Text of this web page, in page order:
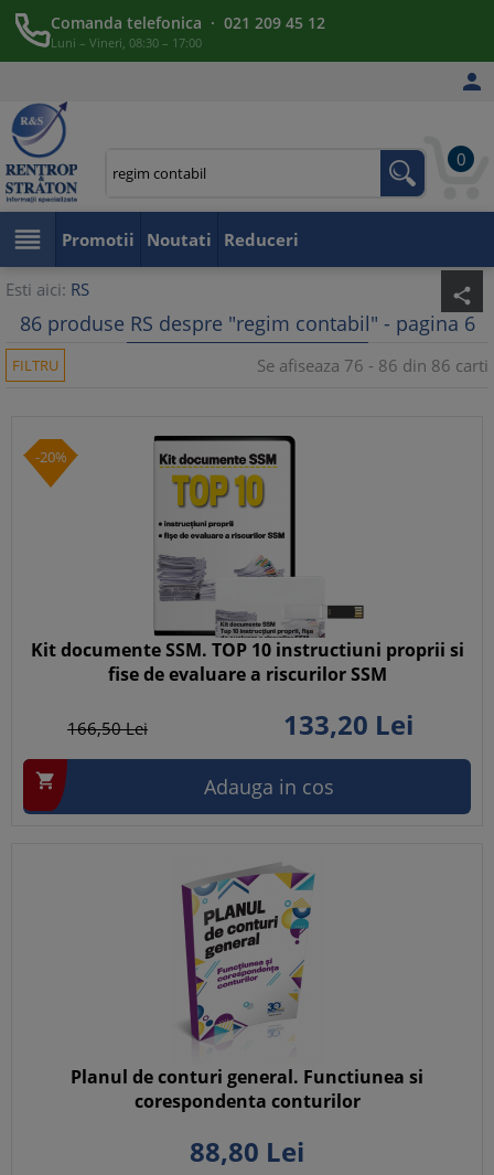
Comanda telefonica · 021 209 45 12
Luni – Vineri, 08:30 – 17:00

0
 Promotii Noutati Reduceri
Esti aici: RS share
86 produse RS despre "regim contabil" - pagina 6
FILTRU Se afiseaza 76 - 86 din 86 carti
-20%
Kit documente SSM. TOP 10 instructiuni proprii si
fise de evaluare a riscurilor SSM
166,50Lei 133,20 Lei
 Adauga in cos
Planul de conturi general. Functiunea si
corespondenta conturilor
88,80 Lei